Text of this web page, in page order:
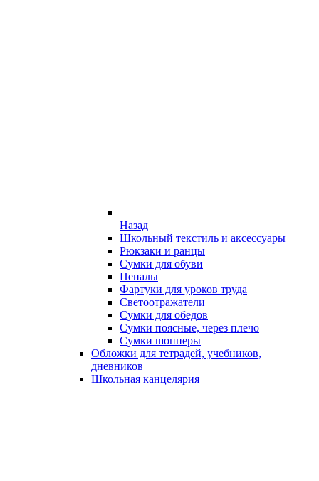
Назад
Школьный текстиль и аксессуары
Рюкзаки и ранцы
Сумки для обуви
Пеналы
Фартуки для уроков труда
Светоотражатели
Сумки для обедов
Сумки поясные, через плечо
Сумки шопперы
Обложки для тетрадей, учебников,
дневников
Школьная канцелярия